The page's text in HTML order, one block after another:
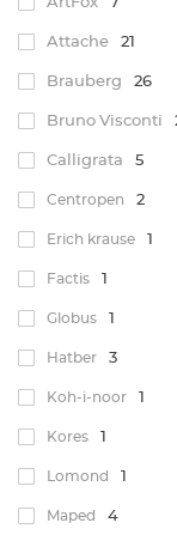
Attache 21
Brauberg 26
Bruno Visconti
Calligrata 5
Centropen 2
Erich krause 1
Factis 1
Globus 1
Hatber 3
Koh-i-noor 1
Kores 1
Lomond 1
Maped 4